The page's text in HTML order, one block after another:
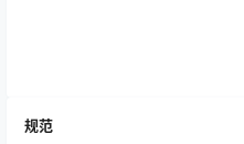
规范